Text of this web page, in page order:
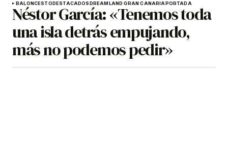
BALONCESTODESTACADOSDREAMLAND GRAN CANARIAPORTADA
Néstor García: «Tenemos toda
una isla detrás empujando,
más no podemos pedir»